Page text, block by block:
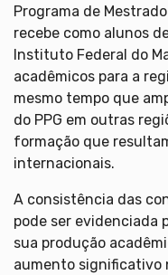
Programa de
recebe como alunos
Instituto Federal do
acadêmicos para a
mesmo tempo que
do PPG em outras
formação que
internacionais.
A consistência das
pode ser evidenciada
sua produção
aumento significativo